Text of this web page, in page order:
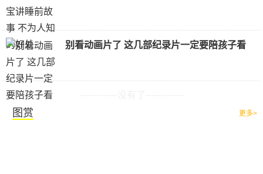
别看动画片了 这几部纪录片一定要陪孩子看
图赏 更多>